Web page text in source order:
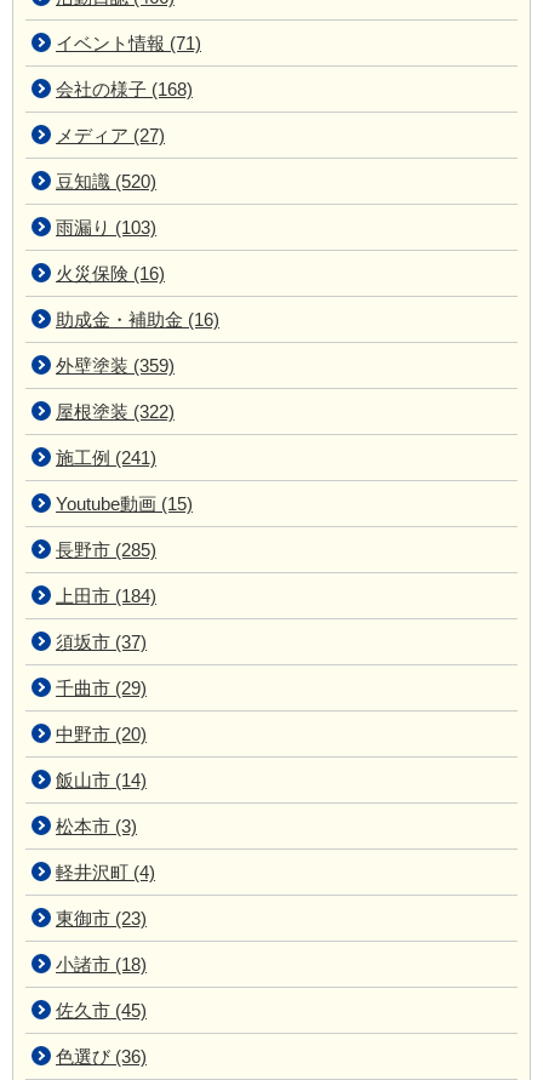
イベント情報 (71)
会社の様子 (168)
メディア (27)
豆知識 (520)
雨漏り (103)
火災保険 (16)
助成金・補助金 (16)
外壁塗装 (359)
屋根塗装 (322)
施工例 (241)
Youtube動画 (15)
長野市 (285)
上田市 (184)
須坂市 (37)
千曲市 (29)
中野市 (20)
飯山市 (14)
松本市 (3)
軽井沢町 (4)
東御市 (23)
小諸市 (18)
佐久市 (45)
色選び (36)